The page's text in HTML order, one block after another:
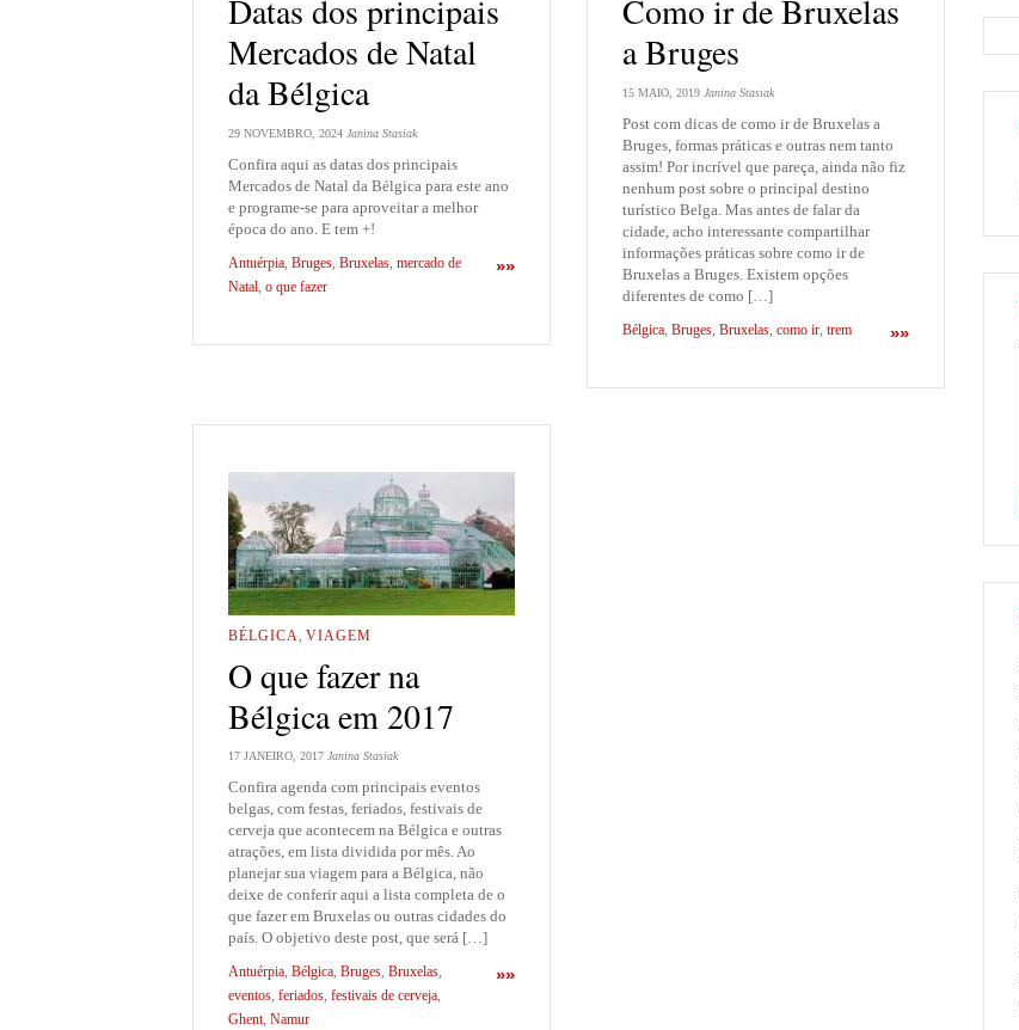
Datas dos principais
Mercados de Natal
da Bélgica
29 NOVEMBRO, 2024 Janina Stasiak
Confira aqui as datas dos principais
Mercados de Natal da Bélgica para este ano
e programe-se para aproveitar a melhor
época do ano. E tem +!
»»
Antuérpia, Bruges, Bruxelas, mercado de
Natal, o que fazer
Como ir de Bruxelas
a Bruges
15 MAIO, 2019 Janina Stasiak
Post com dicas de como ir de Bruxelas a
Bruges, formas práticas e outras nem tanto
assim! Por incrível que pareça, ainda não fiz
nenhum post sobre o principal destino
turístico Belga. Mas antes de falar da
cidade, acho interessante compartilhar
informações práticas sobre como ir de
Bruxelas a Bruges. Existem opções
diferentes de como […]
»»
Bélgica, Bruges, Bruxelas, como ir, trem
BÉLGICA, VIAGEM
O que fazer na
Bélgica em 2017
17 JANEIRO, 2017 Janina Stasiak
Confira agenda com principais eventos
belgas, com festas, feriados, festivais de
cerveja que acontecem na Bélgica e outras
atrações, em lista dividida por mês. Ao
planejar sua viagem para a Bélgica, não
deixe de conferir aqui a lista completa de o
que fazer em Bruxelas ou outras cidades do
país. O objetivo deste post, que será […]
»»
Antuérpia, Bélgica, Bruges, Bruxelas,
eventos, feriados, festivais de cerveja,
Ghent, Namur